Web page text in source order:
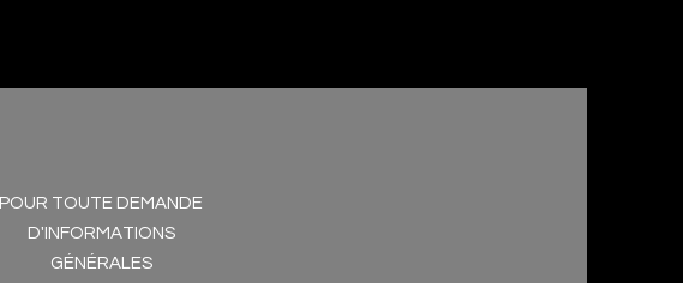
POUR TOUTE DEMANDE
D'INFORMATIONS
GÉNÉRALES